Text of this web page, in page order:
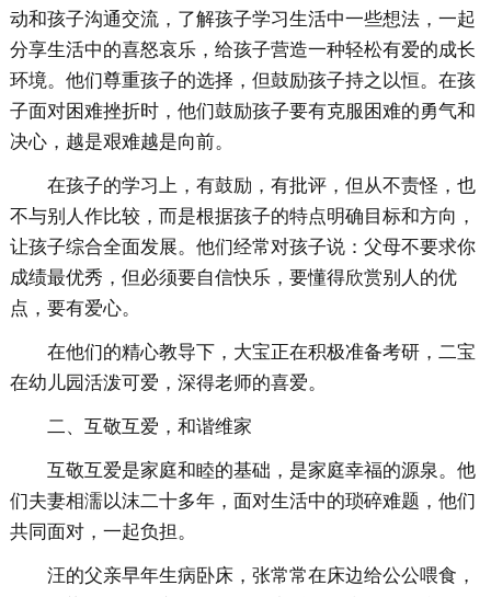
动和孩子沟通交流，了解孩子学习生活中一些想法，一起
分享生活中的喜怒哀乐，给孩子营造一种轻松有爱的成长
环境。他们尊重孩子的选择，但鼓励孩子持之以恒。在孩
子面对困难挫折时，他们鼓励孩子要有克服困难的勇气和
决心，越是艰难越是向前。
在孩子的学习上，有鼓励，有批评，但从不责怪，也
不与别人作比较，而是根据孩子的特点明确目标和方向，
让孩子综合全面发展。他们经常对孩子说：父母不要求你
成绩最优秀，但必须要自信快乐，要懂得欣赏别人的优
点，要有爱心。
在他们的精心教导下，大宝正在积极准备考研，二宝
在幼儿园活泼可爱，深得老师的喜爱。
二、互敬互爱，和谐维家
互敬互爱是家庭和睦的基础，是家庭幸福的源泉。他
们夫妻相濡以沫二十多年，面对生活中的琐碎难题，他们
共同面对，一起负担。
汪的父亲早年生病卧床，张常常在床边给公公喂食，